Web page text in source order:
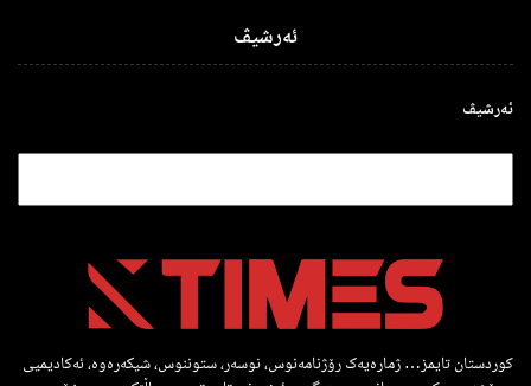
ئەرشیڤ
ئەرشیڤ
کوردستان تایمز… ژمارەیەک رۆژنامەنوس، نوسەر، ستوننوس، شیکەرەوە، ئەکادیمیی